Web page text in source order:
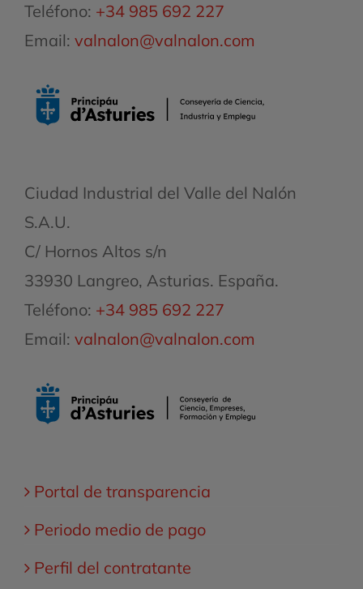
Teléfono: +34 985 692 227
Email: valnalon@valnalon.com
Ciudad Industrial del Valle del Nalón
S.A.U.
C/ Hornos Altos s/n
33930 Langreo, Asturias. España.
Teléfono: +34 985 692 227
Email: valnalon@valnalon.com
Portal de transparencia
Periodo medio de pago
Perfil del contratante